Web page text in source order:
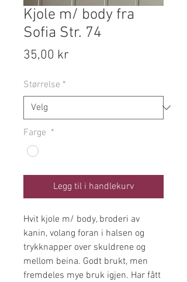
Kjole m/ body fra
Sofia Str. 74
35,00 kr
Størrelse *
Farge *
Legg til i handlekurv
Hvit kjole m/ body, broderi av
kanin, volang foran i halsen og
trykknapper over skuldrene og
mellom beina. Godt brukt, men
fremdeles mye bruk igjen. Har fått